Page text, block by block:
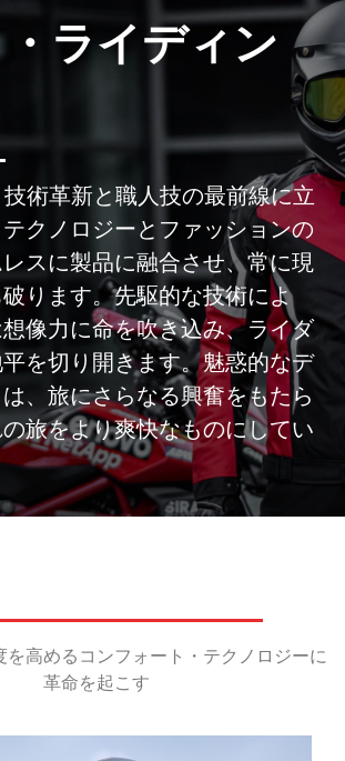
ライディン
術革新と職人技の最前線に立
クノロジーとファッションの
スに製品に融合させ、常に現
ります。先駆的な技術によ
像力に命を吹き込み、ライダ
を切り開きます。魅惑的なデ
、旅にさらなる興奮をもたら
旅をより爽快なものにしてい
を高めるコンフォート・テクノロジーに
革命を起こす